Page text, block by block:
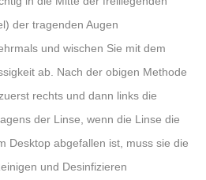
der tragenden Augen
und wischen Sie mit dem
ab. Nach der obigen Methode
rechts und dann links die
der Linse, wenn die Linse die
Desktop abgefallen ist, muss sie die
und Desinfizieren